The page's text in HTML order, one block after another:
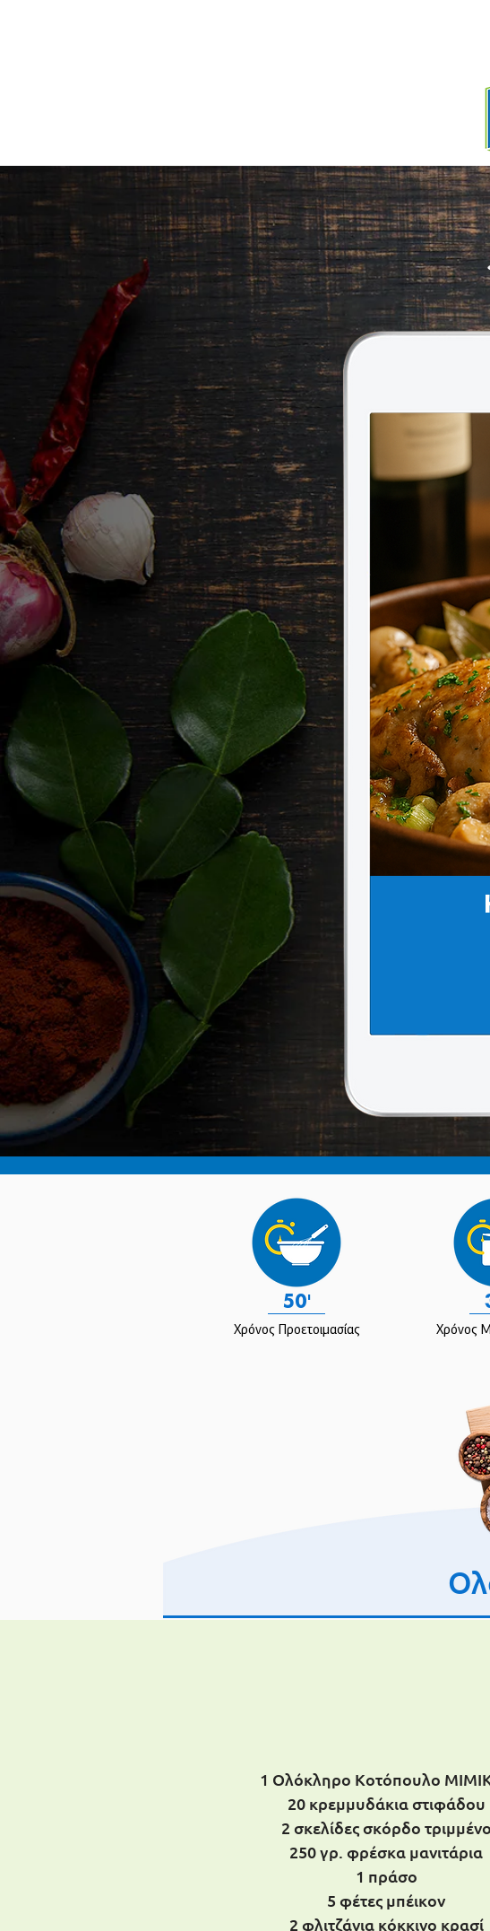
50'
Χρόνος
Χρόνος Προετοιμασίας
1 Ολόκληρο Κοτόπουλο
20 κρεμμυδάκια στιφάδου
2 σκελίδες σκόρδο τριμμένο
250 γρ. φρέσκα μανιτάρια
1 πράσο
5 φέτες μπέικον
2 φλιτζάνια κόκκινο κρασί